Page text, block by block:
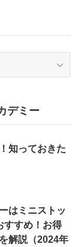
デミー
知っておきた
はミニストッ
すすめ！お得
解説（2024年